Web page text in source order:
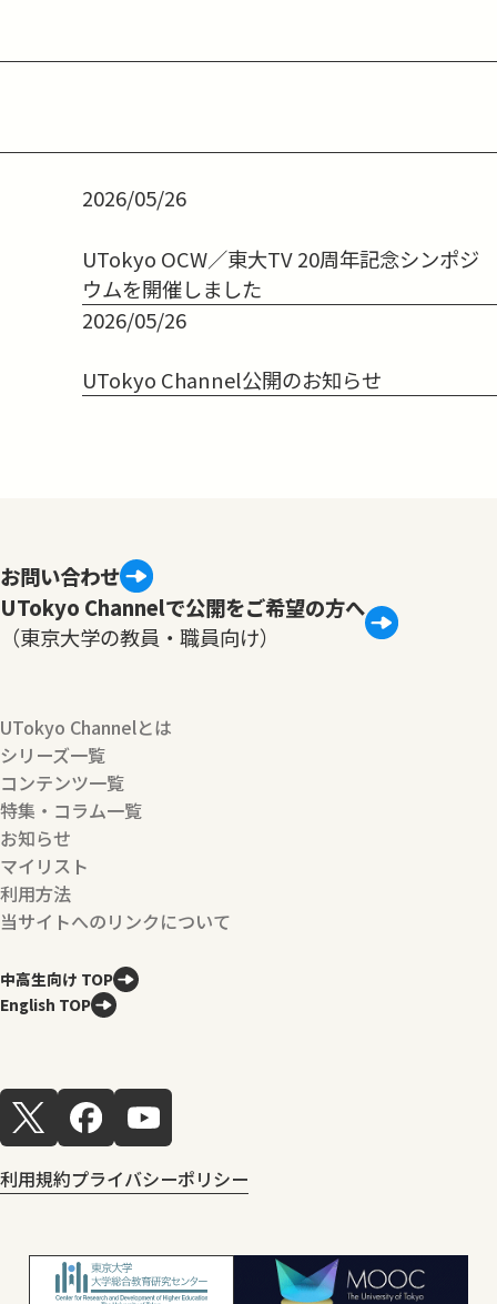
2026/05/26
UTokyo OCW／東大TV 20周年記念シンポジ
ウムを開催しました
2026/05/26
UTokyo Channel公開のお知らせ
お問い合わせ
UTokyo Channelで公開をご希望の方へ
（東京大学の教員・職員向け）
UTokyo Channelとは
シリーズ一覧
コンテンツ一覧
特集・コラム一覧
お知らせ
マイリスト
利用方法
当サイトへのリンクについて
中高生向け TOP
English TOP
利用規約プライバシーポリシー